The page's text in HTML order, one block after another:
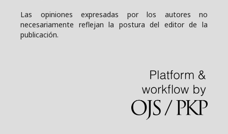
Las opiniones expresadas por los autores no
necesariamente reflejan la postura del editor de la
publicación.